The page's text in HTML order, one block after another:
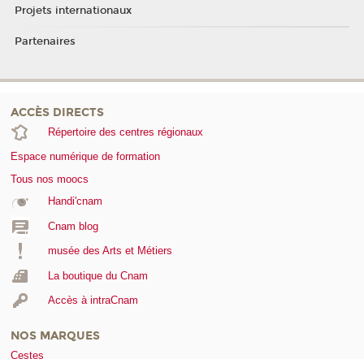
Projets internationaux
Partenaires
ACCÈS DIRECTS
Répertoire des centres régionaux
Espace numérique de formation
Tous nos moocs
Handi'cnam
Cnam blog
musée des Arts et Métiers
La boutique du Cnam
Accès à intraCnam
NOS MARQUES
Cestes